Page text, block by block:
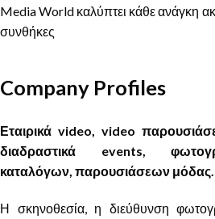
Media World καλύπτει κάθε ανάγκη
συνθήκες
Company Profiles
Εταιρικά video, video
διαδραστικά events,
καταλόγων, παρουσιάσεων
Η σκηνοθεσία, η διεύθυνση